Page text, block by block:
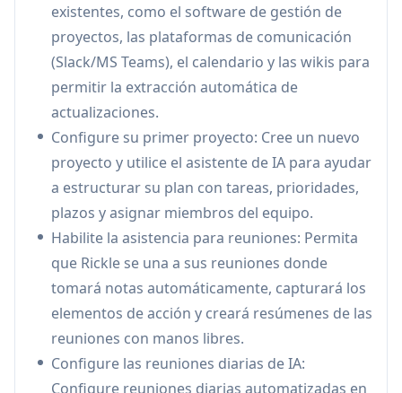
estado del proyecto extrayendo
actualizaciones de múltiples fuentes y
herramientas en tiempo real
Detección y gestión de riesgos:Identifica de
forma proactiva los posibles bloqueadores, el
alcance descontrolado y los retrasos antes de
que afecten a la entrega del proyecto
Documentación automatizada:Genera
informes de estado, resúmenes de progreso y
documentación del proyecto automáticamente
sin necesidad de escribir manualmente
Casos de Uso de Rickle
Gestión de equipos de tecnología: Ayuda a los
CTO y a los líderes técnicos a gestionar
proyectos de desarrollo mediante el
existentes, como el software de gestión de
proyectos, las plataformas de comunicación
(Slack/MS Teams), el calendario y las wikis para
permitir la extracción automática de
actualizaciones.
Configure su primer proyecto: Cree un nuevo
proyecto y utilice el asistente de IA para ayudar
a estructurar su plan con tareas, prioridades,
plazos y asignar miembros del equipo.
Habilite la asistencia para reuniones: Permita
que Rickle se una a sus reuniones donde
tomará notas automáticamente, capturará los
elementos de acción y creará resúmenes de las
reuniones con manos libres.
Configure las reuniones diarias de IA:
Configure reuniones diarias automatizadas en